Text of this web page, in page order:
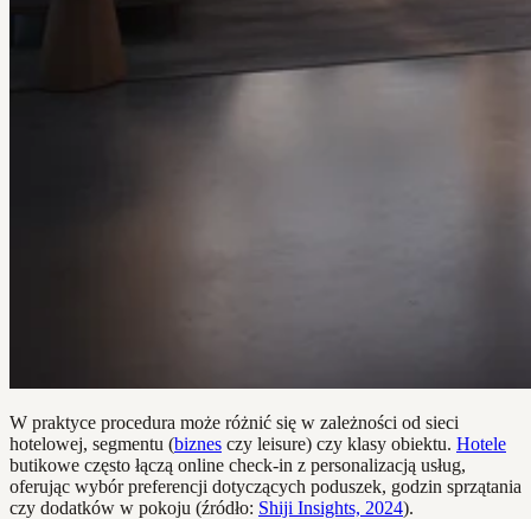
W praktyce procedura może różnić się w zależności od sieci
hotelowej, segmentu (biznes czy leisure) czy klasy obiektu. Hotele
butikowe często łączą online check-in z personalizacją usług,
oferując wybór preferencji dotyczących poduszek, godzin sprzątania
czy dodatków w pokoju (źródło: Shiji Insights, 2024).